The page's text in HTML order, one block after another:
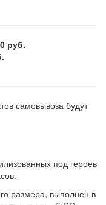
руб.
самовывоза будут
под героев
размера, выполнен в